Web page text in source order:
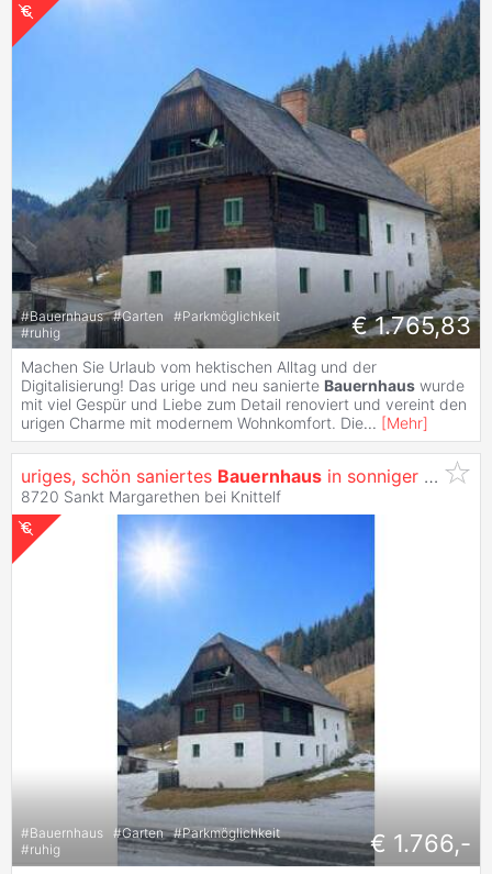
#Bauernhaus #Garten #Parkmöglichkeit
#ruhig € 1.765,83
Machen Sie Urlaub vom hektischen Alltag und der
Digitalisierung! Das urige und neu sanierte Bauernhaus wurde
mit viel Gespür und Liebe zum Detail renoviert und vereint den
urigen Charme mit modernem Wohnkomfort. Die... [Mehr]
uriges, schön saniertes Bauernhaus in sonniger Alleinlage
8720 Sankt Margarethen bei Knittelf
#Bauernhaus #Garten #Parkmöglichkeit
#ruhig € 1.766,-